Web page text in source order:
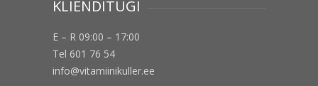
KLIENDITUGI
E – R 09:00 – 17:00
Tel 601 76 54
info@vitamiinikuller.ee